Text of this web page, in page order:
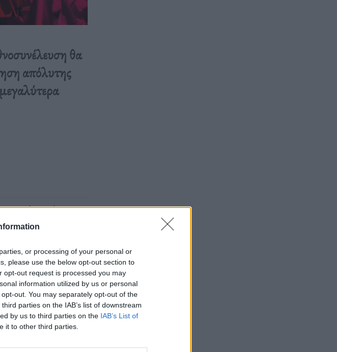
or processing of your personal or
please use the below opt-out section to
opt-out request is processed you may
information utilized by us or personal
out. You may separately opt-out of the
parties on the IAB’s list of downstream
by us to third parties on the IAB’s List of
it to other third parties.
θα
απόλυτης
της Αριστεράς